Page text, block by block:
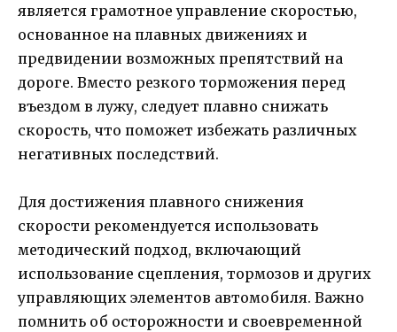
является грамотное управление скоростью,
основанное на плавных движениях и
предвидении возможных препятствий на
дороге. Вместо резкого торможения перед
въездом в лужу, следует плавно снижать
скорость, что поможет избежать различных
негативных последствий.
Для достижения плавного снижения
скорости рекомендуется использовать
методический подход, включающий
использование сцепления, тормозов и других
управляющих элементов автомобиля. Важно
помнить об осторожности и своевременной